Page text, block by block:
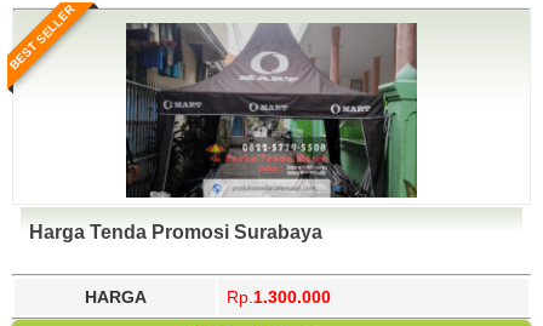
BEST SELLER
Harga Tenda Promosi Surabaya
HARGA Rp. 1.300.000